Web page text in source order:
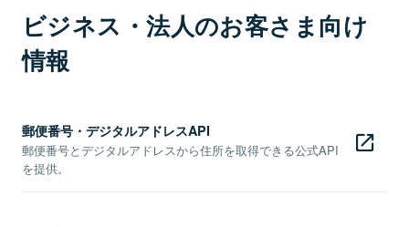
ビジネス・法人のお客さま向け
情報
郵便番号・デジタルアドレスAPI
郵便番号とデジタルアドレスから住所を取得できる公式API
を提供。